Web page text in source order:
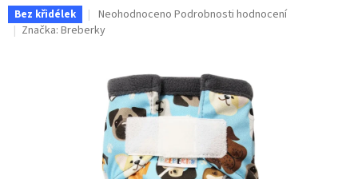
Bez křidélek
Průměrné
hodnocení
hvězdiček.
Neohodnoceno Podrobnosti hodnocení
Značka: Breberky